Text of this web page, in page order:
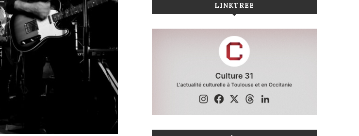
LINKTREE